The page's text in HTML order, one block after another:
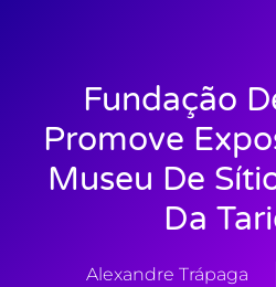
Fundação
Promove
Museu De
Da
Alexandre Trápaga